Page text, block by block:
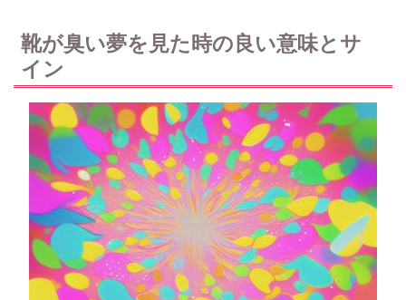
靴が臭い夢を見た時の良い意味とサ
イン